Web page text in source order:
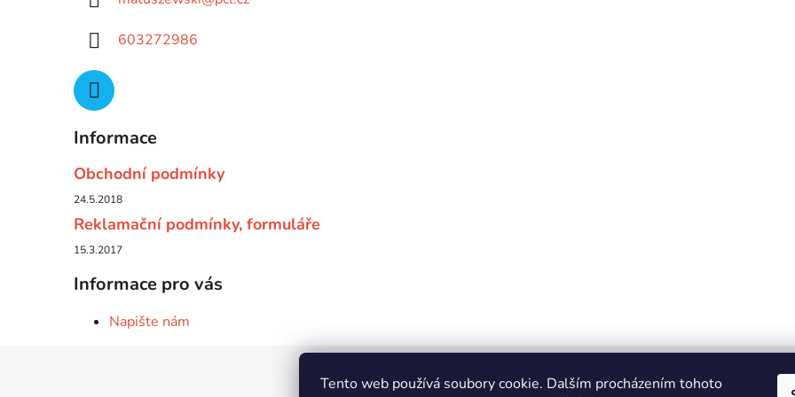
Tento web používá soubory cookie. Dalším procházením tohoto
603272986
Informace
Obchodní podmínky
24.5.2018
Reklamační podmínky, formuláře
15.3.2017
Informace pro vás
Napište nám